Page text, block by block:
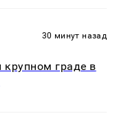
30 минут назад
граде в